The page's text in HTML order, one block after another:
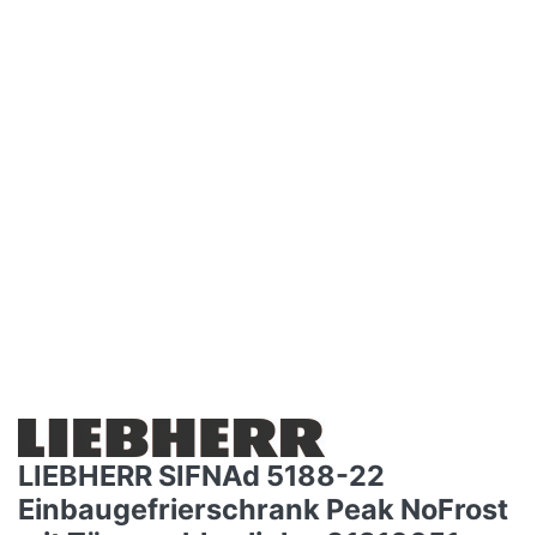
LIEBHERR SIFNAd 5188-22
Einbaugefrierschrank Peak NoFrost